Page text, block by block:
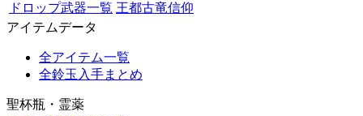
ドロップ武器一覧 王都古竜信仰
アイテムデータ
全アイテム一覧
全鈴玉入手まとめ
聖杯瓶・霊薬